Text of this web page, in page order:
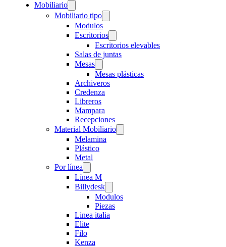
Mobiliario
Mobiliario tipo
Modulos
Escritorios
Escritorios elevables
Salas de juntas
Mesas
Mesas plásticas
Archiveros
Credenza
Libreros
Mampara
Recepciones
Material Mobiliario
Melamina
Plástico
Metal
Por línea
Línea M
Billydesk
Modulos
Piezas
Linea italia
Elite
Filo
Kenza